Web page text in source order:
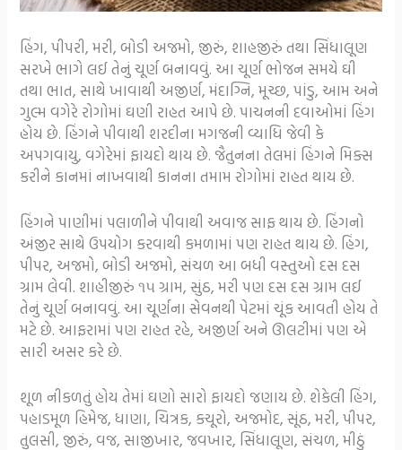
હિંગ, પીપરી, મરી, બોડી અજમો, જીરું, શાહજીરું તથા સિંધાલૂણ
સરખે ભાગે લઈ તેનું ચૂર્ણ બનાવવું. આ ચૂર્ણ ભોજન સમયે ઘી
તથા ભાત, સાથે ખાવાથી અજીર્ણ, મંદાગ્નિ, મૂચ્છ, પાંડુ, આમ અને
ગુલ્મ વગેરે રોગોમાં ઘણી રાહત આપે છે. પાચનની દવાઓમાં હિંગ
હોય છે. હિંગને પીવાથી શરદીના મગજની વ્યાધિ જેવી કે
અપગવાયુ, વગેરેમાં ફાયદો થાય છે. જૈતુનના તેલમાં હિંગને મિક્સ
કરીને કાનમાં નાખવાથી કાનના તમામ રોગોમાં રાહત થાય છે.
હિંગને પાણીમાં પલાળીને પીવાથી અવાજ સાફ થાય છે. હિંગનો
અંજીર સાથે ઉપયોગ કરવાથી કમળામાં પણ રાહત થાય છે. હિંગ,
પીપર, અજમો, બોડી અજમો, સંચળ આ બધી વસ્તુઓ દસ દસ
ગ્રામ લેવી. શાહીજીરું ૧૫ ગ્રામ, સુંઠ, મરી પણ દસ દસ ગ્રામ લઈ
તેનું ચૂર્ણ બનાવવું. આ ચૂર્ણના સેવનથી પેટમાં ચૂંક આવતી હોય તે
મટે છે. આફરામાં પણ રાહત રહે, અજીર્ણ અને ઊલટીમાં પણ એ
સારી અસર કરે છે.
શૂળ નીકળતું હોય તેમાં ઘણો સારો ફાયદો જણાય છે. શેકેલી હિંગ,
પહાડમૂળ હિમેજ, ધાણા, ચિત્રક, કચૂરો, અજમોદ, સૂંઠ, મરી, પીપર,
તુલસી, જીરું, વજ, સાજીખાર, જવખાર, સિંધાલૂણ, સંચળ, મીઠું